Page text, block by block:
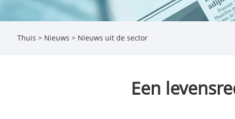
Thuis > Nieuws > Nieuws uit de sector
Een